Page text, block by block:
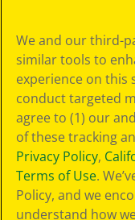
in materia di
privacy
Informativa sulla
privacy
Termini SMS
GDPR
Informativa sulla
privacy di CA
Technologies
Preferenze cookie
Condizioni d'uso
We and our third-
similar tools to
experience on this
conduct targeted
agree to (1) our
of these tracking
Privacy Policy,
Terms of Use.
Policy, and we
understand how